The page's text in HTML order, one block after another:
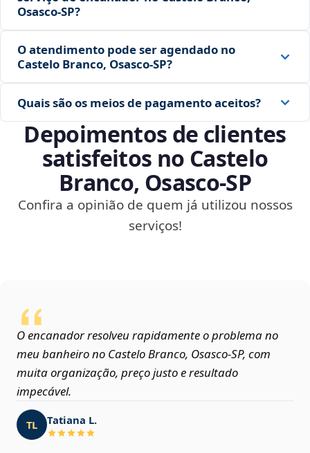
Osasco‑SP?
O atendimento pode ser agendado no
Castelo Branco, Osasco‑SP?
Quais são os meios de pagamento aceitos?
Depoimentos de clientes
satisfeitos no Castelo
Branco, Osasco‑SP
Confira a opinião de quem já utilizou nossos
serviços!
O encanador resolveu rapidamente o problema no
meu banheiro no Castelo Branco, Osasco‑SP, com
muita organização, preço justo e resultado
impecável.
TL Tatiana L.